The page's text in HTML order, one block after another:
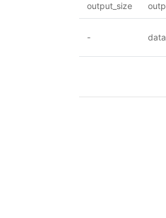
output_size
-